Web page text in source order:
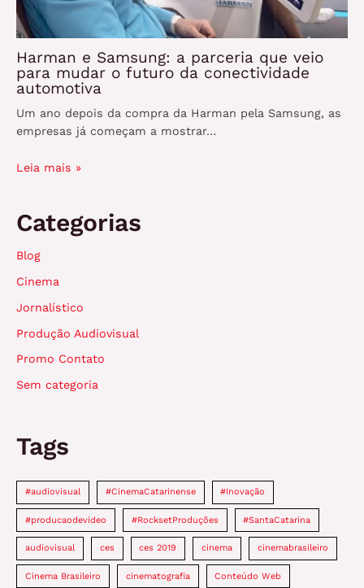
Harman e Samsung: a parceria que veio
para mudar o futuro da conectividade
automotiva
Um ano depois da compra da Harman pela Samsung, as
empresas já começam a mostrar…
Leia mais »
Categorias
Blog
Cinema
Jornalístico
Produção Audiovisual
Promo Contato
Sem categoria
Tags
#audiovisual #CinemaCatarinense #Inovação
#producaodevideo #RocksetProduções #SantaCatarina
audiovisual ces ces 2019 cinema cinemabrasileiro
Cinema Brasileiro cinematografia Conteúdo Web